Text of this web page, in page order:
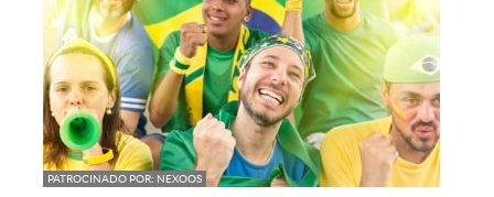
PATROCINADO POR: NEXOOS